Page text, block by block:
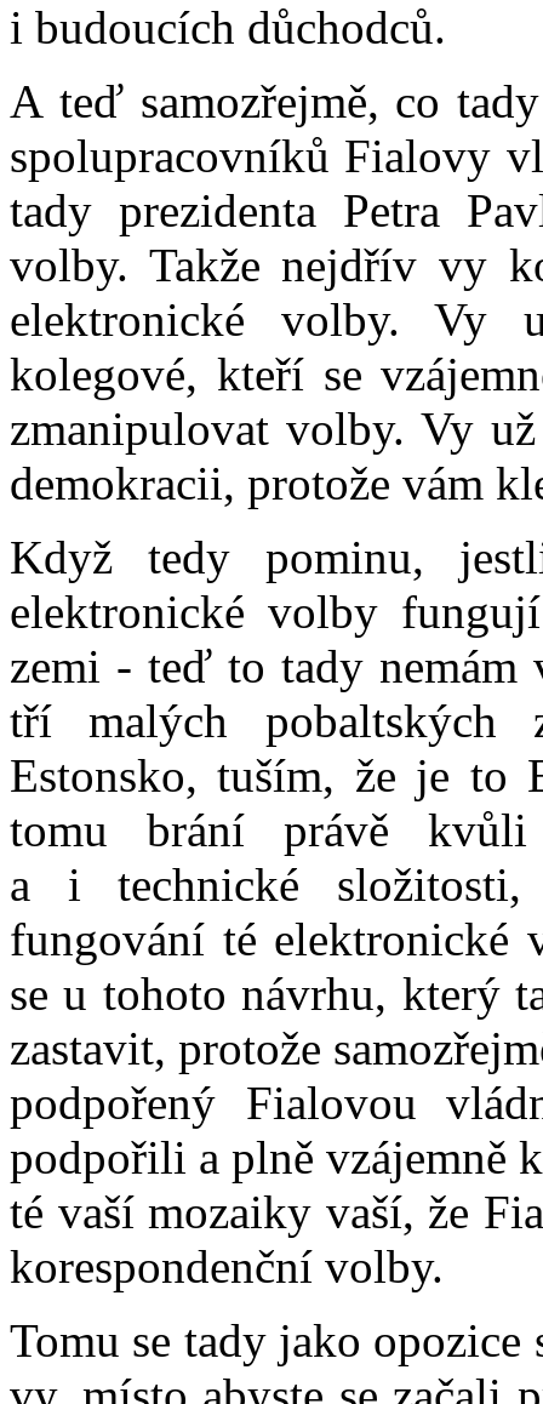
i budoucích důchodců.
A teď samozřejmě, co
spolupracovníků Fialovy
tady prezidenta Petra
volby. Takže nejdřív vy
elektronické volby. Vy
kolegové, kteří se
zmanipulovat volby. Vy
demokracii, protože vám
Když tedy pominu,
elektronické volby
zemi - teď to tady nemám
tří malých
Estonsko, tuším, že je to
tomu brání právě kvůli
a i technické
fungování té elektronické
se u tohoto návrhu, který
zastavit, protože
podpořený Fialovou
podpořili a plně vzájemně
té vaší mozaiky vaší, že
korespondenční volby.
Tomu se tady jako opozice